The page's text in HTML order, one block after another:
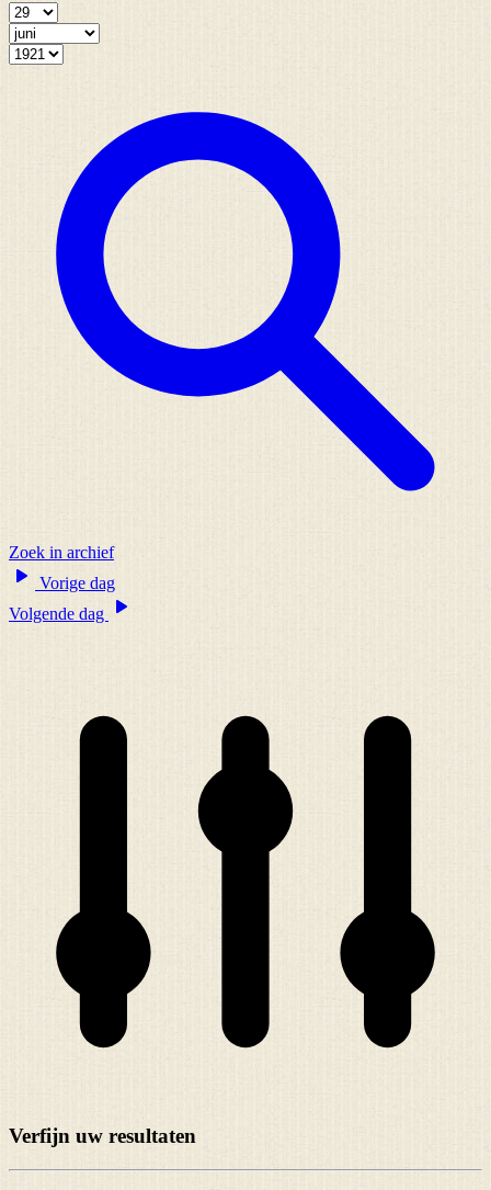
Zoek in archief
Vorige dag
Volgende dag
Verfijn uw resultaten